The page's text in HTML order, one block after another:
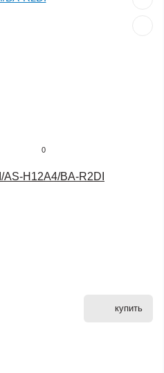
0
H12A4/BA-R2DI
купить